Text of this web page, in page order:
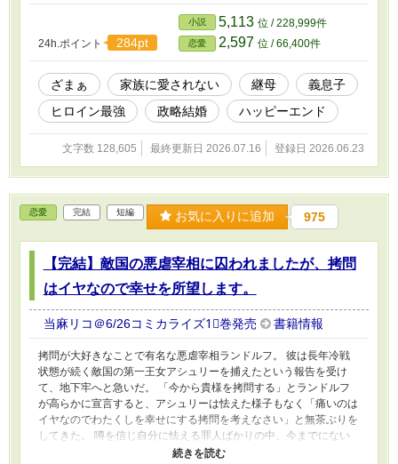
息子リアム。 最初は距離を置くつもりだったエリシアだが、寂し
さを隠して強がるリアムを放っておけず、少しずつ交流を深めてい
く。 一方で、エリシアを追い出した実家や王宮では不穏な陰謀が
動き始めていた。 家族に愛されなかった最強令嬢が、初めて大切
な家族を手に入れる――。 これは怪物と呼ばれた令嬢が、最強の
継母になるまでの物語。
24h.ポイント 284pt
小説 5,113 位 / 228,999件
恋愛 2,597 位 / 66,400件
ざまぁ 家族に愛されない 継母
義息子
ヒロイン最強
政略結婚 ハッピーエンド
文字数 128,605 最終更新日 2026.07.16 登録日 2026.06.23
恋愛 完結 短編 お気に入りに追加 975
【完結】敵国の悪虐宰相に囚われましたが、拷問
はイヤなので幸せを所望します。
当麻リコ＠6/26コミカライズ1⃣巻発売 書籍情報
拷問が大好きなことで有名な悪虐宰相ランドルフ。 彼は長年冷戦
状態が続く敵国の第一王女アシュリーを捕えたという報告を受け
て、地下牢へと急いだ。 「今から貴様を拷問する」とランドルフ
が高らかに宣言すると、アシュリーは怯えた様子もなく「痛いのは
イヤなのでわたくしを幸せにする拷問を考えなさい」と無茶ぶりを
してきた。 噂を信じ自分に怯える罪人ばかりの中、今までにない
反応をするアシュリーに好奇心を刺激され、馬鹿馬鹿しいと思いつ